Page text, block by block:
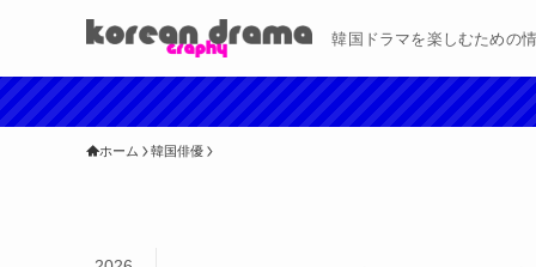
韓国ドラマを楽しむための
ホーム 韓国俳優